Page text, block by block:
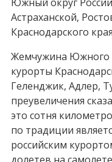
Астраханской,
Краснодарского
Жемчужина Южного
курорты
Геленджик, Адлер,
преувеличения
это сотня
по традиции
российским